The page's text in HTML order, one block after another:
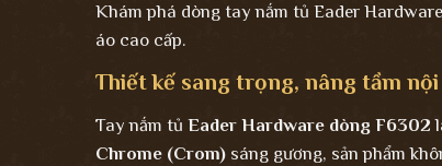
Khám phá dòng tay nắm tủ Eader
áo cao cấp.
Thiết kế sang trọng, nâng tầm
Tay nắm tủ Eader Hardware dòng F6302
Chrome (Crom) sáng gương, sản phẩm